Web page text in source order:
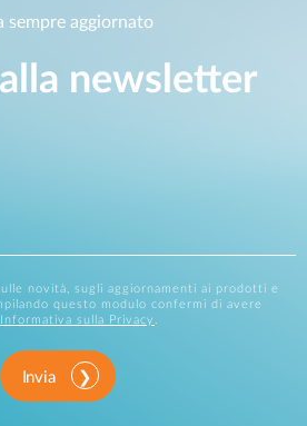
sempre aggiornato
newsletter
novità, sugli aggiornamenti ai prodotti e
questo modulo confermi di avere
Informativa sulla Privacy .
Invia